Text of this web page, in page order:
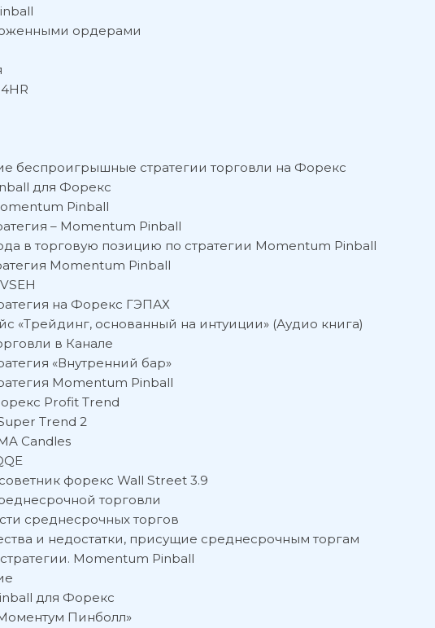
ордерами
беспроигрышные стратегии торговли на Форекс
для Форекс
Pinball
– Momentum Pinball
в торговую позицию по стратегии Momentum Pinball
Momentum Pinball
на Форекс ГЭПАХ
«Трейдинг, основанный на интуиции» (Аудио книга)
в Канале
«Внутренний бар»
Momentum Pinball
Profit Trend
Trend 2
Candles
форекс Wall Street 3.9
торговли
среднесрочных торгов
и недостатки, присущие среднесрочным торгам
Momentum Pinball
для Форекс
Пинболл»